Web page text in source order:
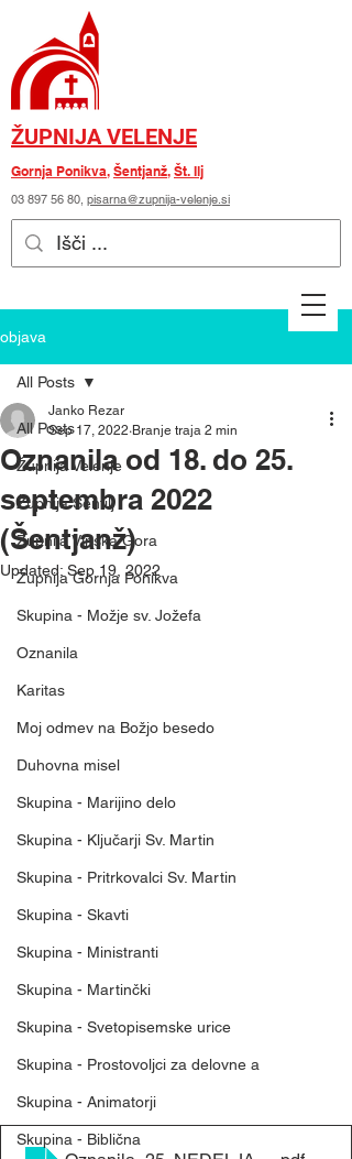
ŽUPNIJA VELENJE
Gornja Ponikva, Šentjanž, Št. Ilj
03 897 56 80, pisarna@zupnija-velenje.si
objava
All Posts
Župnija Velenje
Župnija Šentilj
Župnija Vinska Gora
Župnija Gornja Ponikva
Skupina - Možje sv. Jožefa
Oznanila
Karitas
Moj odmev na Božjo besedo
Duhovna misel
Skupina - Marijino delo
Skupina - Ključarji Sv. Martin
Skupina - Pritrkovalci Sv. Martin
Skupina - Skavti
Skupina - Ministranti
Skupina - Martinčki
Skupina - Svetopisemske urice
Skupina - Prostovoljci za delovne a
Skupina - Animatorji
Skupina - Biblična
All Posts
Oznanila od 18. do 25.
septembra 2022
(Šentjanž)
Janko Rezar
Sep 17, 2022 Branje traja 2 min
Updated: Sep 19, 2022